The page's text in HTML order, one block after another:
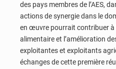
des pays membres de l’AES,
actions de synergie dans le
en œuvre pourrait contribuer à
alimentaire et l’amélioration
exploitantes et exploitants
échanges de cette première